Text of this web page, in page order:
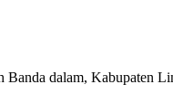
Banda dalam, Kabupaten